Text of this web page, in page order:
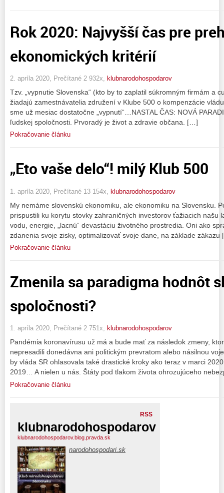
Rok 2020: Najvyšší čas pre
ekonomických kritérií
2. apríla 2020, Prečítané 2 932x, klubnarodohospodarov
Tzv. „vypnutie Slovenska“ (kto by to zaplatil súkromným firmám a
žiadajú zamestnávatelia združení v Klube 500 o kompenzácie
sme už mesiac dostatočne „vypnutí“…NASTAL ČAS: NOVÁ
ľudskej spoločnosti. Prvoradý je život a zdravie občana. […]
Pokračovanie článku
„Eto vaše delo“! milý Klub 500
1. apríla 2020, Prečítané 13 154x, klubnarodohospodarov
My nemáme slovenskú ekonomiku, ale ekonomiku na Slovensku.
prispustili ku korytu stovky zahraničných investorov ťažiacich našu
vodu, energie, „lacnú“ devastáciu životného prostredia. Oni ako
zdanenia svoje zisky, optimalizovať svoje dane, na základe
Pokračovanie článku
Zmenila sa paradigma hodnôt
spoločnosti?
1. apríla 2020, Prečítané 2 751x, klubnarodohospodarov
Pandémia koronavírusu už má a bude mať za následok zmeny,
nepresadili donedávna ani politickým prevratom alebo násilnou
by vláda SR ohlasovala také drastické kroky ako teraz v marci
2019… A nielen u nás. Štáty pod tlakom života ohrozujúceho
Pokračovanie článku
RSS
klubnarodohospodarov
klubnarodohospodarov.blog.pravda.sk
narodohospodari.sk